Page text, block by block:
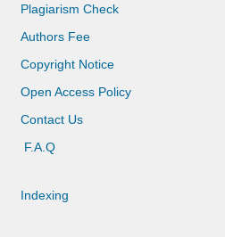
Plagiarism Check
Authors Fee
Copyright Notice
Open Access Policy
Contact Us
F.A.Q
Indexing